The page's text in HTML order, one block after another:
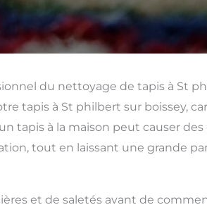
du nettoyage de tapis à St
tapis à St philbert sur boissey,
tapis à la maison peut causer
tout en laissant une grande
et de saletés avant de